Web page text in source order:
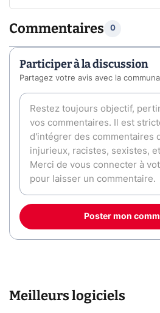
Commentaires 0
Participer à la discussion
Partagez votre avis avec la
Poster mon
Meilleurs logiciels